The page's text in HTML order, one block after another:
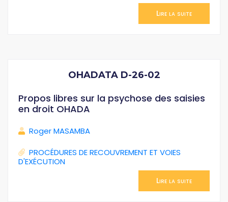
Lire la suite
OHADATA D-26-02
Propos libres sur la psychose des saisies
en droit OHADA
Roger MASAMBA
PROCÉDURES DE RECOUVREMENT ET VOIES
D'EXÉCUTION
Lire la suite